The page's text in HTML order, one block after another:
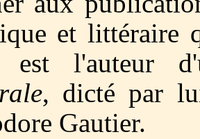
et littéraire
est l'auteur
, dicté par
Gautier.